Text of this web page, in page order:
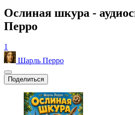
Ослиная шкура -
Перро
1
Шарль Перро
Поделиться